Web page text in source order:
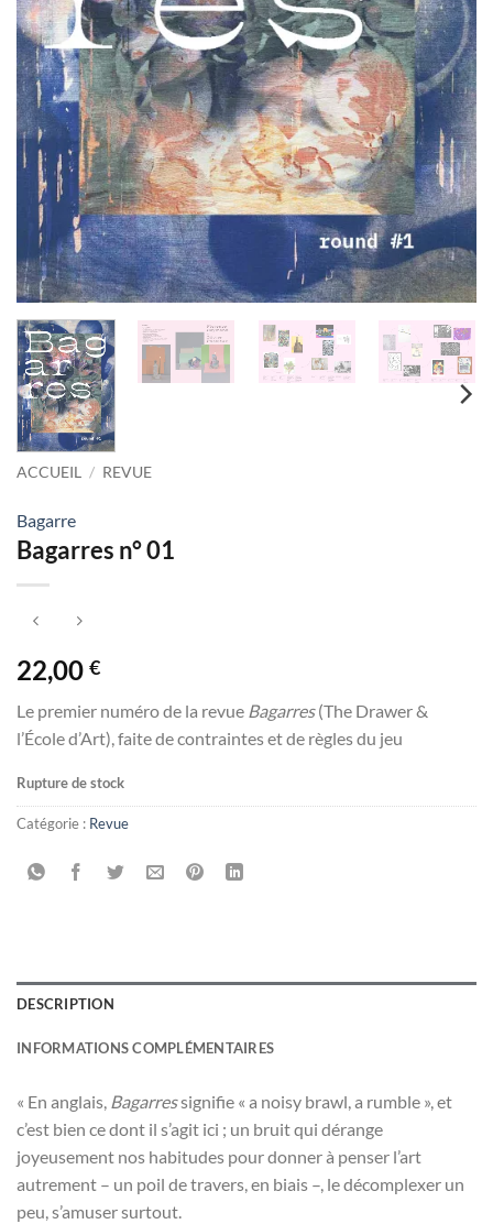
ACCUEIL / REVUE
Bagarre
Bagarres n° 01
22,00 €
Le premier numéro de la revue Bagarres(The Drawer &
l’École d’Art), faite de contraintes et de règles du jeu
Rupture de stock
Catégorie : Revue
DESCRIPTION
INFORMATIONS COMPLÉMENTAIRES
« En anglais, Bagarressignifie « a noisy brawl, a rumble », et
c’est bien ce dont il s’agit ici ; un bruit qui dérange
joyeusement nos habitudes pour donner à penser l’art
autrement – un poil de travers, en biais –, le décomplexer un
peu, s’amuser surtout.